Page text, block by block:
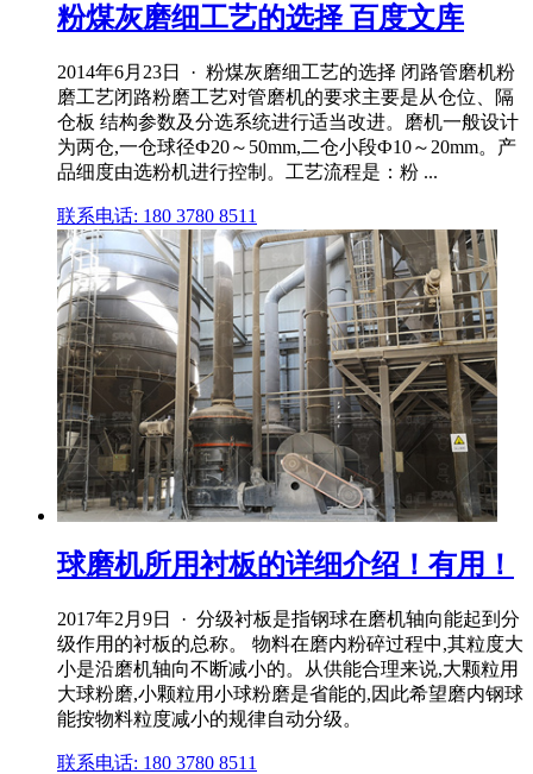
粉煤灰磨细工艺的选择 百度文库
2014年6月23日 · 粉煤灰磨细工艺的选择 闭路管磨机粉
磨工艺闭路粉磨工艺对管磨机的要求主要是从仓位、隔
仓板 结构参数及分选系统进行适当改进。磨机一般设计
为两仓,一仓球径Ф20～50mm,二仓小段Ф10～20mm。产
品细度由选粉机进行控制。工艺流程是：粉 ...
联系电话: 180 3780 8511
球磨机所用衬板的详细介绍！有用！
2017年2月9日 · 分级衬板是指钢球在磨机轴向能起到分
级作用的衬板的总称。 物料在磨内粉碎过程中,其粒度大
小是沿磨机轴向不断减小的。从供能合理来说,大颗粒用
大球粉磨,小颗粒用小球粉磨是省能的,因此希望磨内钢球
能按物料粒度减小的规律自动分级。
联系电话: 180 3780 8511